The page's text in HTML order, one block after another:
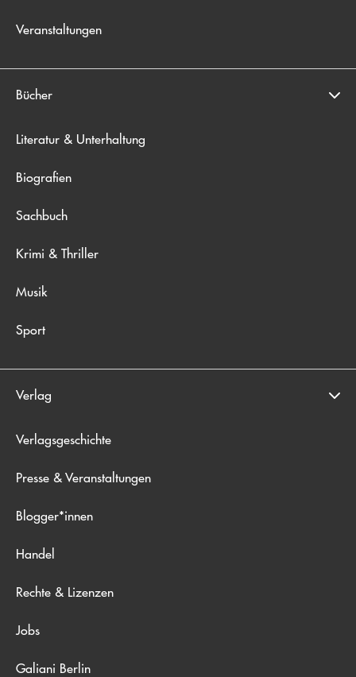
Veranstaltungen
Bücher
Literatur & Unterhaltung
Biografien
Sachbuch
Krimi & Thriller
Musik
Sport
Verlag
Verlagsgeschichte
Presse & Veranstaltungen
Blogger*innen
Handel
Rechte & Lizenzen
Jobs
Galiani Berlin